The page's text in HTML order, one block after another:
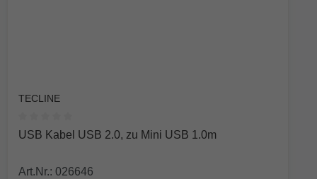
TECLINE
Durchschnittliche Bewertung von 0 von 5 Sternen
USB Kabel USB 2.0, zu Mini USB 1.0m
Art.Nr.: 026646